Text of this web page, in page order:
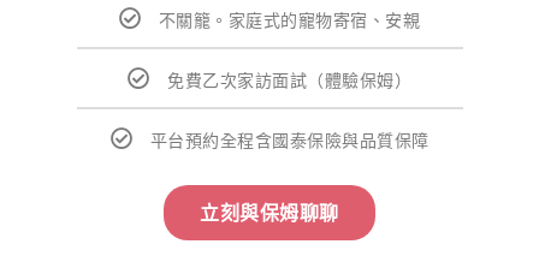
不關籠。家庭式的寵物寄宿、安親
免費乙次家訪面試（體驗保姆）
平台預約全程含國泰保險與品質保障
立刻與保姆聊聊